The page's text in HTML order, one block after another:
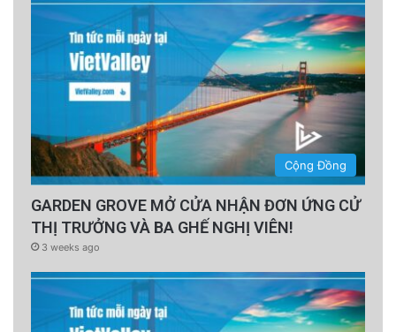
Cộng Đồng
GARDEN GROVE MỞ CỬA NHẬN ĐƠN ỨNG CỬ
THỊ TRƯỞNG VÀ BA GHẾ NGHỊ VIÊN!
3 weeks ago